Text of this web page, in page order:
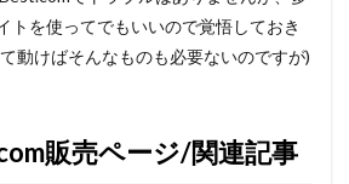
トを使ってでもいいので覚悟しておき
動けばそんなものも必要ないのですが)
販売ページ/関連記事